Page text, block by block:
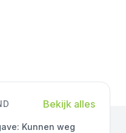
Bekijk alles
Kunnen weg